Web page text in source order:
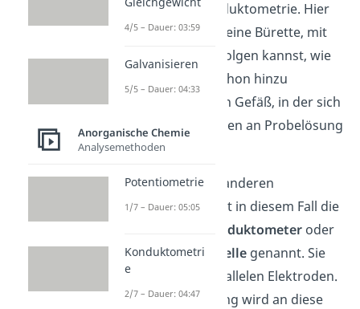
du auch bei der Konduktometrie. Hier
verwendest du auch eine Bürette, mit
der du stetig mitverfolgen kannst, wie
viel Maßlösung du schon hinzu
gegeben hast und ein Gefäß, in der sich
ein bekanntes Volumen an Probelösung
befindet.
Den Unterschied zu anderen
Titrationsarten macht in diesem Fall die
Konduktometeroder
Leitfähigkeitsmesszellegenannt. Sie
besteht aus zwei parallelen Elektroden.
Während der Messung wird an diese
4/5 – Dauer: 03:59
Galvanisieren
5/5 – Dauer: 04:33
Anorganische Chemie
Analysemethoden
Potentiometrie
1/7 – Dauer: 05:05
Konduktometri
e
2/7 – Dauer: 04:47